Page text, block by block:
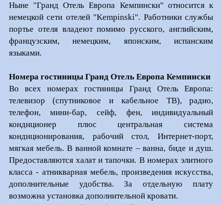
Ныне "Гранд Отель Европа Кемпински" относится к
немецкой сети отелей "Kempinski". Работники службы
портье отеля владеют помимо русского, английским,
французским, немецким, японским, испанским
языками.
Номера гостиницы Гранд Отель Европа Кемпински
Во всех номерах гостиницы Гранд Отель Европа:
телевизор (спутниковое и кабельное ТВ), радио,
телефон, мини-бар, сейф, фен, индивидуальный
кондиционер плюс центральная система
кондиционирования, рабочий стол, Интернет-порт,
мягкая мебель. В ванной комнате – ванна, биде и душ.
Предоставляются халат и тапочки. В номерах элитного
класса - атникварная мебель, произведения искусства,
дополнительные удобства. За отдельную плату
возможна установка дополнительной кровати.